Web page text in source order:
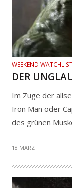
WEEKEND
DER
Im Zuge der
Iron Man oder
des grünen
18 MÄRZ